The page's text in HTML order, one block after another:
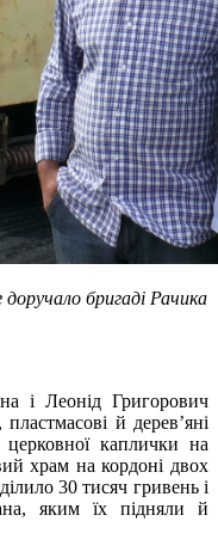
бригаді Рачика
і Леонід Григорович
й дерев’яні
церковної каплички на
храм на кордоні двох
30 тисяч гривень і
яким їх підняли й